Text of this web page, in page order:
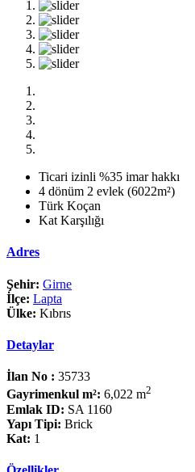
Ticari izinli %35 imar hakkı
4 dönüm 2 evlek (6022m²)
Türk Koçan
Kat Karşılığı
Adres
Şehir: Girne
İlçe: Lapta
Ülke: Kıbrıs
Detaylar
İlan No : 35733
Gayrimenkul m²: 6,022 m2
Emlak ID: SA 1160
Yapı Tipi: Brick
Kat: 1